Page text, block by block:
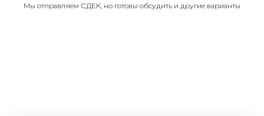
Мы отправляем СДЕК, но готовы обсудить и другие варианты